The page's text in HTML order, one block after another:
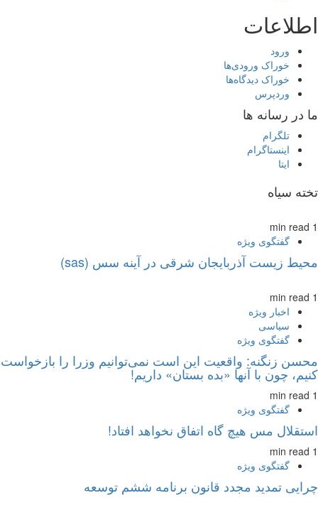
اطلاعات
ورود
خوراک ورودی‌ها
خوراک دیدگاه‌ها
وردپرس
ما در رسانه ها
تلگرام
اینستاگرام
ایتا
تخته سیاه
1 min read
گفتگوی ویژه
محیط زیست آذربایجان شرقی در آینه سس (sas)
1 min read
اخبار ویژه
سیاسی
گفتگوی ویژه
محسن زنگنه: واقعیت این است نمی‌توانیم وزرا را بازخواست
کنیم، چون با آنها «بده بستان» داریم!
1 min read
گفتگوی ویژه
استقلال مس هیچ گاه اتفاق نخواهد افتاد!
1 min read
گفتگوی ویژه
چرایی تمدید مجدد قانون برنامه ششم توسعه